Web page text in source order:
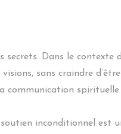
Dans le contexte
sans craindre
communication
inconditionnel est